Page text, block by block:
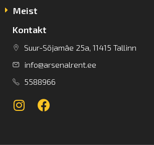
Meist
Kontakt
Suur-Sõjamäe 25a, 11415 Tallinn
info@arsenalrent.ee
5588966